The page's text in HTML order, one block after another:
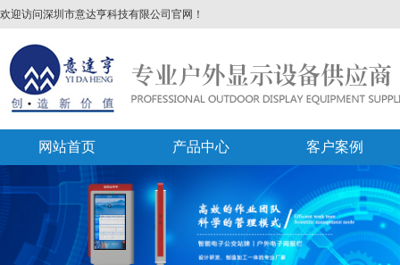
欢迎访问深圳市意达亨科技有限公司官网！
网站首页 产品中心 客户案例